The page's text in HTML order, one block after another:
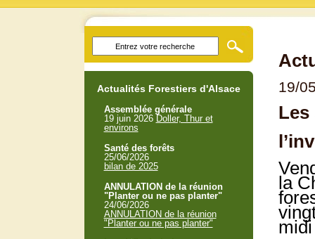
19/
Les
la
Actualités Forestiers d'Alsace
Assemblée générale
19 juin 2026 Doller, Thur et
environs
Santé des forêts
25/06/2026
bilan de 2025
ANNULATION de la réunion
"Planter ou ne pas planter"
24/06/2026
ANNULATION de la réunion
"Planter ou ne pas planter"